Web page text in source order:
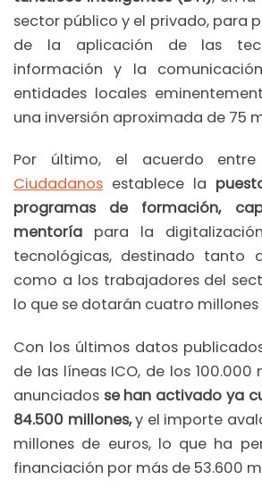
sector público y el privado, para
de la aplicación de las
información y la
entidades locales
una inversión aproximada de 75
Por último, el acuerdo
Ciudadanos establece la
programas de formación,
mentoría para la
tecnológicas, destinado tanto
como a los trabajadores del
lo que se dotarán cuatro millones
Con los últimos datos
de las líneas ICO, de los 100.000
anunciados se han activado ya
84.500 millones,y el importe
millones de euros, lo que ha
financiación por más de 53.600